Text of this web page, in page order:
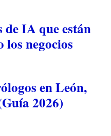
IA que están
negocios
en León,
2026)